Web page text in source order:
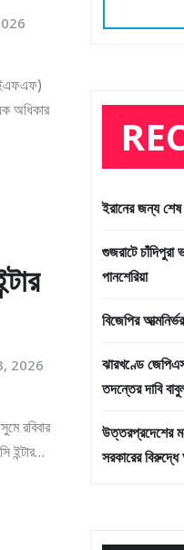
অধিকার
2026
রবিবার
ইন্টার…
ইরানের জন্য
গুজরাটে চাঁদিপুরা
পানশেরিয়া
বিজেপির
ঝারখণ্ডে
তদন্তের দাবি
উত্তরপ্রদেশের
সরকারের